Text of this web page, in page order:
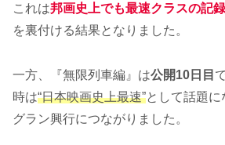
これは邦画史上でも最速クラスの記録
を裏付ける結果となりました。
一方、『無限列車編』は公開10日目
時は“日本映画史上最速”として話題
グラン興行につながりました。